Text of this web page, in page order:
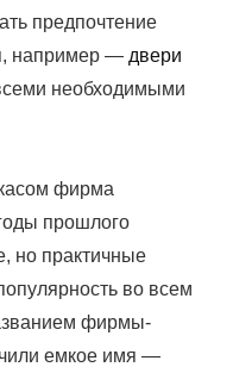
предпочтение
например — двери
необходимыми
фирма
прошлого
но практичные
во всем
фирмы-
емкое имя —